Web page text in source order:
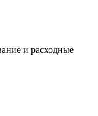
и расходные